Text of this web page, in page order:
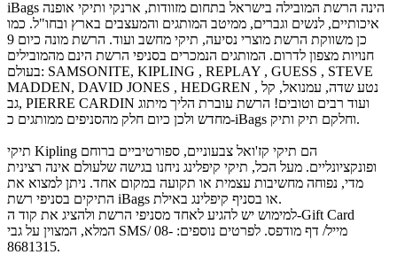
iBags הינה הרשת המובילה בישראל בתחום מזוודות, ארנקי ותיקי אופנה
איכותיים, לנשים וגברים, ממיטב המותגים והמעצבים בארץ ובחו"ל. כמו
כן משווקת הרשת מוצרי נסיעה, תיקי מחשב ועוד. הרשת מונה כיום 9
חנויות מצפון לדרום. המותגים הנמכרים בסניפי הרשת הינם מהמובילים
בעולם: SAMSONITE, KIPLING , REPLAY , GUESS , STEVE
MADDEN, DAVID JONES , HEDGREN , נטע שדה, עמנואל, קל
גב, PIERRE CARDIN ועוד רבים וטובים! הרשת עוברת הליך מיתוג
מחדש ולכן כיום חלק מהסניפים ממותגים כ-iBags וחלקם תיק ותיק.
תיקי Kipling הם תיקי קז'ואל צבעוניים, ספורטיביים ברוחם
ופונקציונליים. מעל הכל, תיקי קיפלינג ניחנו בגישה שלעולם אינה רצינית
מדי, נפוחה מחשיבות עצמית או תקועה במקום אחד. ניתן למצוא את
התיקים בסניפי רשת iBags או בסניף קיפלינג באילת.
למימוש יש להגיע לאחד מסניפי הרשת ולהציג את קוד ה-Gift Card
המלא, המצוין על גבי SMS/ מייל/ דף מודפס. לפרטים נוספים: 08-
8681315.